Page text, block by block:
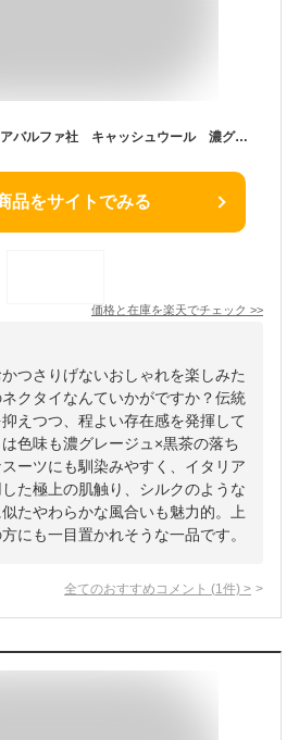
ウールネクタイ 伊ゼニアバルファ社 キャッシュウール 濃グレージュ×黒茶／千鳥格子 日本縫製 Gentil uomo zeg104
品をサイトでみる
価格と在庫を楽天でチェック >>
つさりげないおしゃれを楽しみた
クタイなんていかがですか？伝統
えつつ、程よい存在感を発揮して
色味も濃グレージュ×黒茶の落ち
ーツにも馴染みやすく、イタリア
た極上の肌触り、シルクのような
たやわらかな風合いも魅力的。上
にも一目置かれそうな一品です。
全てのおすすめコメント (1 件) >